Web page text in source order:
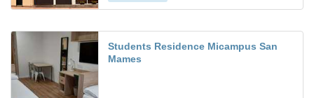
Students Residence Micampus San
Mames